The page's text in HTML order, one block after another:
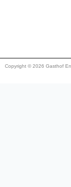
Copyright © 2026 Gasthof